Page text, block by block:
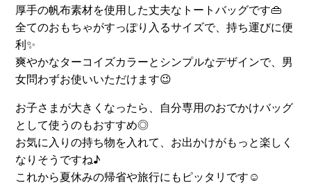
厚手の帆布素材を使用した丈夫なトートバッグです👜
全てのおもちゃがすっぽり入るサイズで、持ち運びに便
利✨
爽やかなターコイズカラーとシンプルなデザインで、男
女問わずお使いいただけます😉
お子さまが大きくなったら、自分専用のおでかけバッグ
として使うのもおすすめ◎
お気に入りの持ち物を入れて、お出かけがもっと楽しく
なりそうですね♪
これから夏休みの帰省や旅行にもピッタリです☺